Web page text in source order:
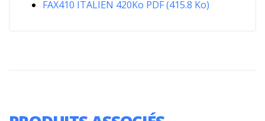
FAX410 ITALIEN 420Ko PDF (415.8 Ko)